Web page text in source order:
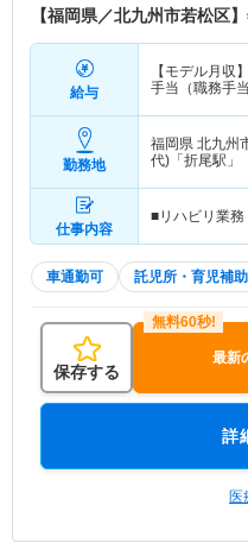
【福岡県／北九州市若松区
給与
【モデル月収】
手当（職務手
勤務地
福岡県 北九州
代)「折尾駅」
仕事内容
■リハビリ業務
車通勤可 託児所・育児補助
保存する
最新
詳